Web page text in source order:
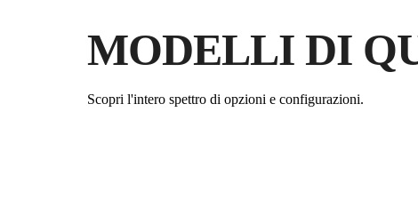
MODELLI DI
Scopri l'intero spettro di opzioni e configurazioni.